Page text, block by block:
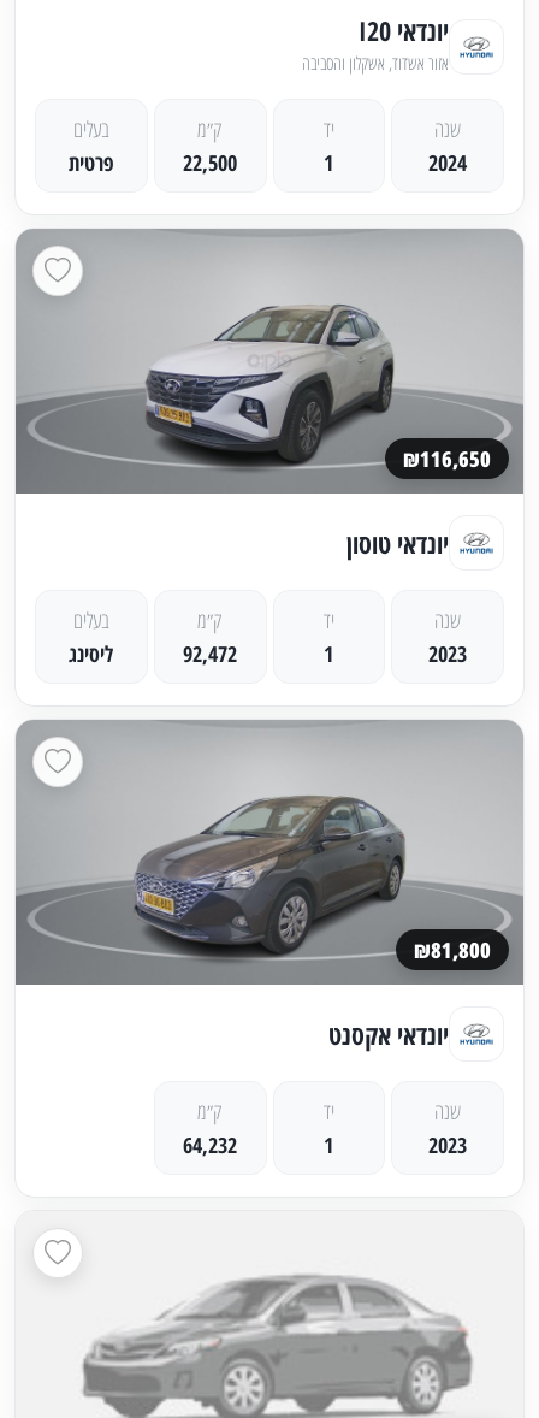
יונדאי I20
אזור אשדוד, אשקלון והסביבה
שנה
2024
יד
1
ק״מ
22,500
בעלים
פרטית
₪116,650
יונדאי טוסון
שנה
2023
יד
1
ק״מ
92,472
בעלים
ליסינג
₪81,800
יונדאי אקסנט
שנה
2023
יד
1
ק״מ
64,232